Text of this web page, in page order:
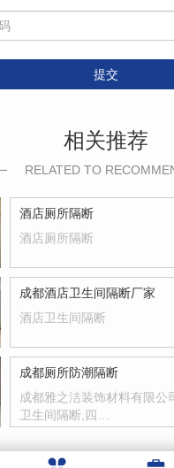
提交
相关推荐
RELATED TO
酒店厕所隔断
酒店厕所隔断
成都酒店卫生间隔断厂家
酒店卫生间隔断
成都厕所防潮隔断
成都雅之洁装饰材料有限公
卫生间隔断,四…